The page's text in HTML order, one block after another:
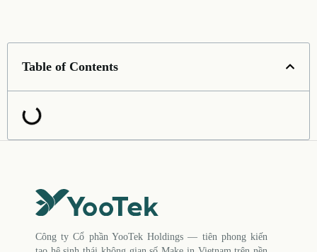
Table of Contents
Công ty Cổ phần YooTek Holdings — tiên phong kiến